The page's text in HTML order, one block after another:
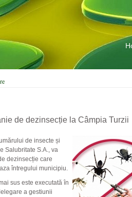
de dezinsecție la Câmpia Turzii
de insecte și
Salubritate S.A., va
dezinsecție care
întregului municipiu.
sus este executată în
a gestiunii